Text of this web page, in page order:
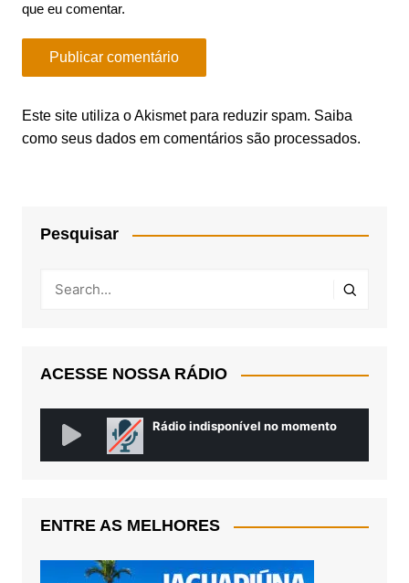
que eu comentar.
Este site utiliza o Akismet para reduzir spam. Saiba
como seus dados em comentários são processados.
Pesquisar
ACESSE NOSSA RÁDIO
ENTRE AS MELHORES